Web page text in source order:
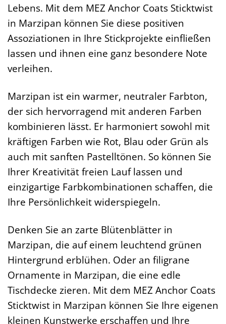
Lebens. Mit dem MEZ Anchor Coats Sticktwist
in Marzipan können Sie diese positiven
Assoziationen in Ihre Stickprojekte einfließen
lassen und ihnen eine ganz besondere Note
verleihen.
Marzipan ist ein warmer, neutraler Farbton,
der sich hervorragend mit anderen Farben
kombinieren lässt. Er harmoniert sowohl mit
kräftigen Farben wie Rot, Blau oder Grün als
auch mit sanften Pastelltönen. So können Sie
Ihrer Kreativität freien Lauf lassen und
einzigartige Farbkombinationen schaffen, die
Ihre Persönlichkeit widerspiegeln.
Denken Sie an zarte Blütenblätter in
Marzipan, die auf einem leuchtend grünen
Hintergrund erblühen. Oder an filigrane
Ornamente in Marzipan, die eine edle
Tischdecke zieren. Mit dem MEZ Anchor Coats
Sticktwist in Marzipan können Sie Ihre eigenen
kleinen Kunstwerke erschaffen und Ihre